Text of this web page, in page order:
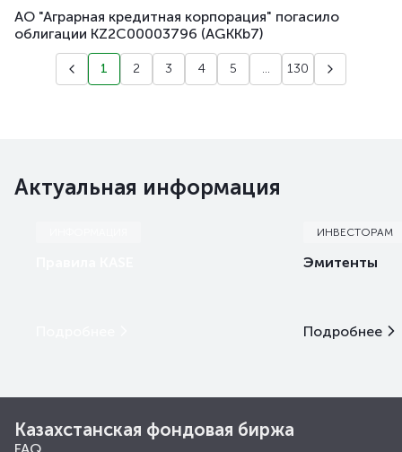
АО "Аграрная кредитная корпорация" погасило
облигации KZ2C00003796 (AGKKb7)
1 2 3 4 5 ... 130
Актуальная информация
ИНВЕСТОРАМ
Эмитенты
Подробнее
Казахстанская фондовая биржа